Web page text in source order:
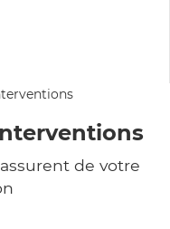
de votre